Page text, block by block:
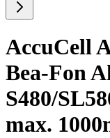
AccuCell
Bea-Fon
S480/
max.